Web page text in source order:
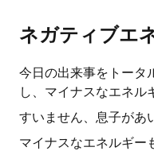
ネガティブエ
今日の出来事をトータ
し、マイナスなエネル
すいません、息子があ
マイナスなエネルギー